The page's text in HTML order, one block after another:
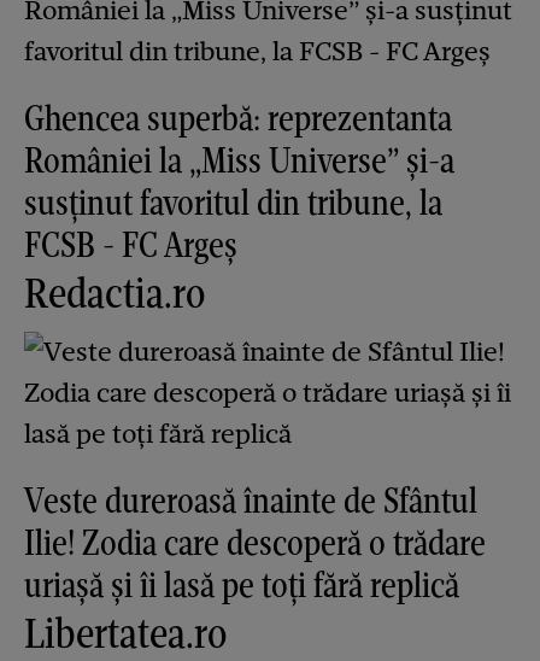
Ghencea superbă: reprezentanta
României la „Miss Universe” și-a
susținut favoritul din tribune, la
FCSB - FC Argeș
Redactia.ro
Veste dureroasă înainte de Sfântul
Ilie! Zodia care descoperă o trădare
uriașă și îi lasă pe toți fără replică
Libertatea.ro